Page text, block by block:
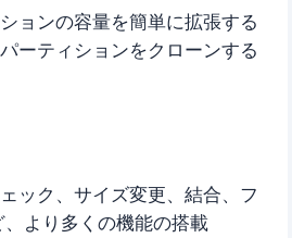
ョンの容量を簡単に拡張する
ーティションをクローンする
ック、サイズ変更、結合、フ
より多くの機能の搭載